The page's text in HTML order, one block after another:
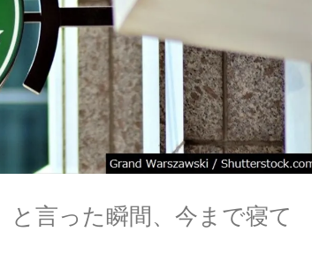
と言った瞬間、今まで寝て